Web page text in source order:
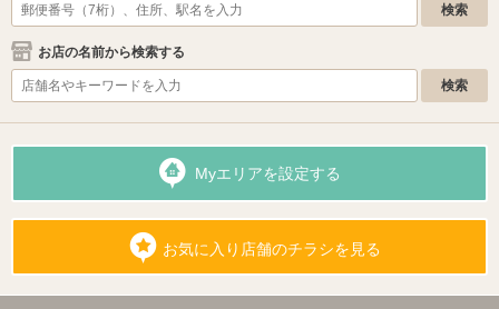
お店の名前から検索する
Myエリアを設定する
お気に入り店舗のチラシを見る